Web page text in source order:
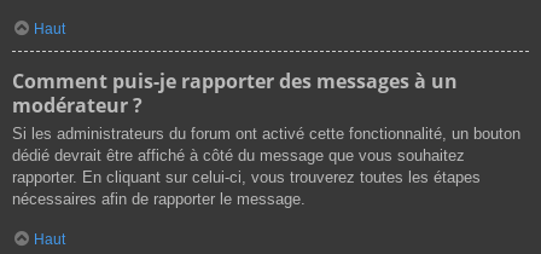
Haut
Comment puis-je rapporter des messages à un
modérateur ?
Si les administrateurs du forum ont activé cette fonctionnalité, un bouton
dédié devrait être affiché à côté du message que vous souhaitez
rapporter. En cliquant sur celui-ci, vous trouverez toutes les étapes
nécessaires afin de rapporter le message.
Haut